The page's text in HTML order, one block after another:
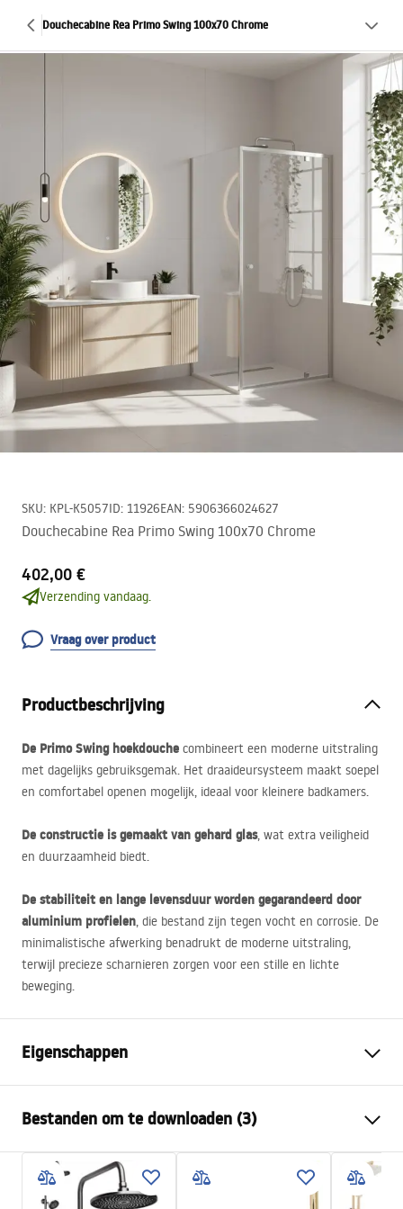
Douchecabine Rea Primo Swing 100x70 Chrome
SKU: KPL-K5057ID: 11926EAN: 5906366024627
Douchecabine Rea Primo Swing 100x70 Chrome
402,00 €
Verzending vandaag.
Vraag over product
Productbeschrijving
De Primo Swing hoekdouche combineert een moderne uitstraling
met dagelijks gebruiksgemak. Het draaideursysteem maakt soepel
en comfortabel openen mogelijk, ideaal voor kleinere badkamers.
De constructie is gemaakt van gehard glas, wat extra veiligheid
en duurzaamheid biedt.
De stabiliteit en lange levensduur worden gegarandeerd door
aluminium profielen, die bestand zijn tegen vocht en corrosie. De
minimalistische afwerking benadrukt de moderne uitstraling,
terwijl precieze scharnieren zorgen voor een stille en lichte
beweging.
Eigenschappen
Kleur
Chroom
Type cabine
Hoek
De kleur van het glas
Transparant 4mm
Bestanden om te downloaden (3)
Warunki bezpieczeństwa
WARUNKI BEZPIECZENSTWA KABINY DRZWI